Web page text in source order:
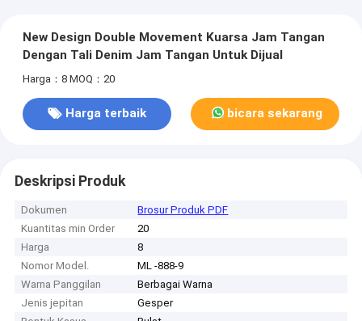
New Design Double Movement Kuarsa Jam Tangan
Dengan Tali Denim Jam Tangan Untuk Dijual
Harga：8 MOQ：20
Harga terbaik bicara sekarang
Deskripsi Produk
Dokumen
Brosur Produk PDF
Kuantitas min Order
20
Harga
8
Nomor Model.
ML -888-9
Warna Panggilan
Berbagai Warna
Jenis jepitan
Gesper